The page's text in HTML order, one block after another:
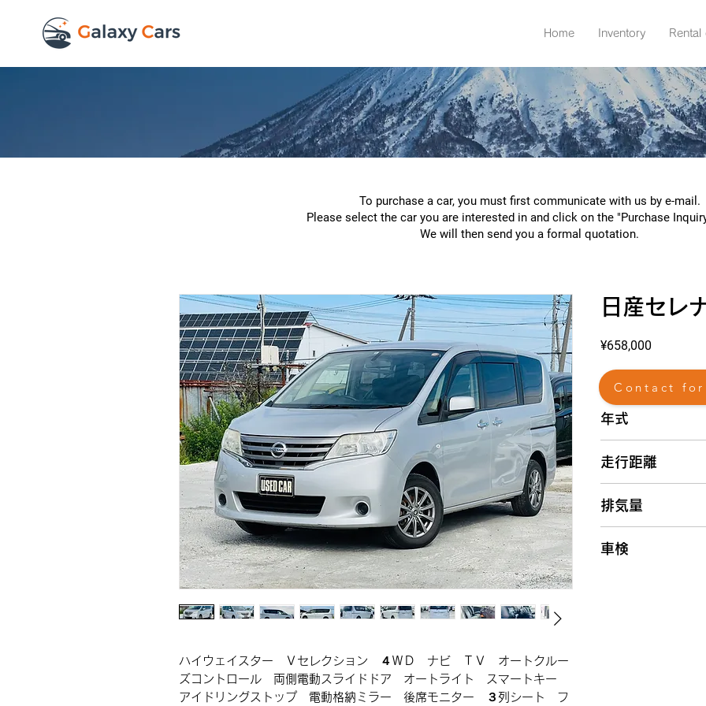
Home Inventory Rental
To purchase a car, you must first communicate with us by e-mail.
Please select the car you are interested in and click on the "Purchase
We will then send you a formal quotation.
ハイウェイスター Ｖセレクション ４ＷＤ ナビ ＴＶ オートクルー
ズコントロール 両側電動スライドドア オートライト スマートキー
アイドリングストップ 電動格納ミラー 後席モニター ３列シート フ
日産セレ
¥658,000
年式
(平成23)年
走行距離
排気量
車検
Contact